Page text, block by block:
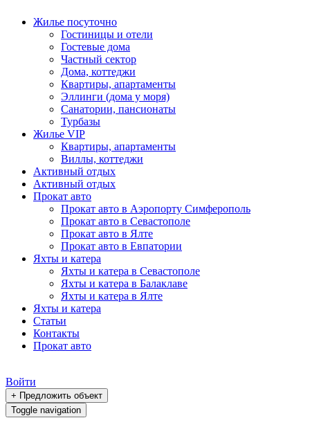
Жилье посуточно
Гостиницы и отели
Гостевые дома
Частный сектор
Дома, коттеджи
Квартиры, апартаменты
Эллинги (дома у моря)
Санатории, пансионаты
Турбазы
Жилье VIP
Квартиры, апартаменты
Виллы, коттеджи
Активный отдых
Активный отдых
Прокат авто
Прокат авто в Аэропорту Симферополь
Прокат авто в Севастополе
Прокат авто в Ялте
Прокат авто в Евпатории
Яхты и катера
Яхты и катера в Севастополе
Яхты и катера в Балаклаве
Яхты и катера в Ялте
Яхты и катера
Статьи
Контакты
Прокат авто
Войти
+ Предложить объект
Toggle navigation